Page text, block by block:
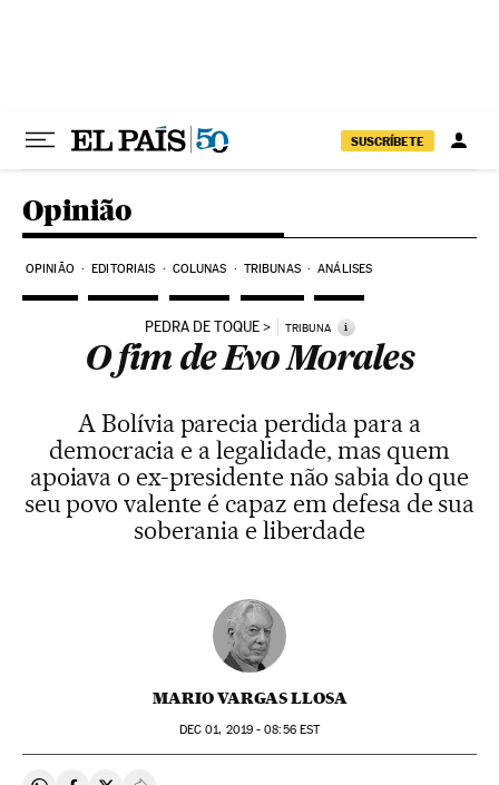
SUSCRÍBETE
Opinião
OPINIÃO EDITORIAIS COLUNAS TRIBUNAS ANÁLISES
PEDRA DE TOQUE TRIBUNA i
O fim de Evo Morales
A Bolívia parecia perdida para a
democracia e a legalidade, mas quem
apoiava o ex-presidente não sabia do que
seu povo valente é capaz em defesa de sua
soberania e liberdade
MARIO VARGAS LLOSA
DEC 01, 2019 - 08:56EST